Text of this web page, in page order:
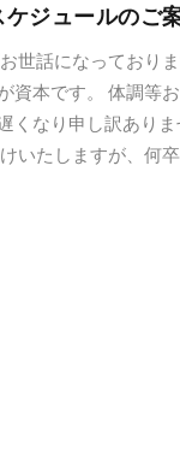
ジュールのご案
世話になっており
資本です。 体調
くなり申し訳あり
いたしますが、何